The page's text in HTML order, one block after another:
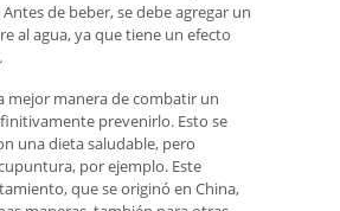
de beber, se debe agregar un
al agua, ya que tiene un efecto
mejor manera de combatir un
prevenirlo. Esto se
una dieta saludable, pero
por ejemplo. Este
que se originó en China,